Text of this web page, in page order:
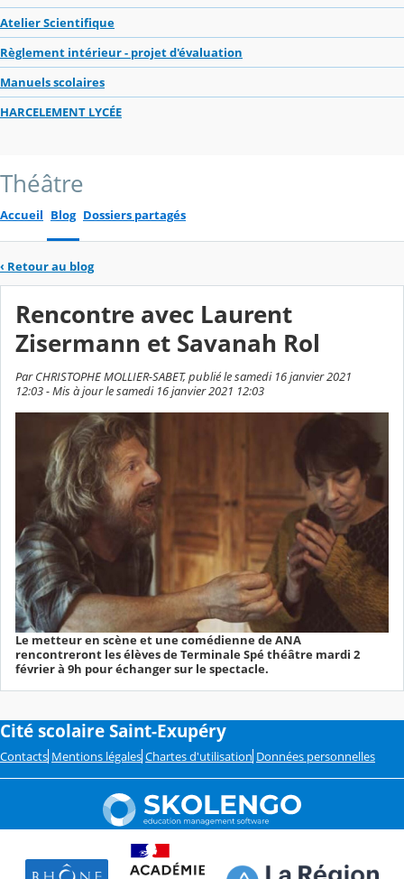
Atelier Scientifique
Règlement intérieur - projet d'évaluation
Manuels scolaires
HARCELEMENT LYCÉE
Théâtre
Accueil Blog Dossiers partagés
‹ Retour au blog
Rencontre avec Laurent
Zisermann et Savanah Rol
Par CHRISTOPHE MOLLIER-SABET, publié le samedi 16 janvier 2021
12:03 - Mis à jour le samedi 16 janvier 2021 12:03
Le metteur en scène et une comédienne de ANA
rencontreront les élèves de Terminale Spé théâtre mardi 2
février à 9h pour échanger sur le spectacle.
Cité scolaire Saint-Exupéry
Contacts Mentions légales Chartes d'utilisation Données personnelles